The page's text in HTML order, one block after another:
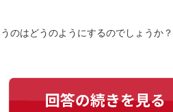
のはどうのようにするのでしょうか？